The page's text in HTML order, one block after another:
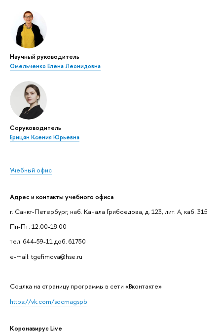
Научный руководитель
Омельченко Елена Леонидовна
Соруководитель
Ерицян Ксения Юрьевна
Учебный офис
Адрес и контакты учебного офиса
г. Санкт-Петербург, наб. Канала Грибоедова, д. 123, лит. А, каб. 315
Пн-Пт: 12:00-18:00
тел. 644-59-11 доб. 61750
e-mail: tgefimova@hse.ru
Cсылка на страницу программы в сети «Вконтакте»
https://vk.com/socmagspb
Коронавирус Live